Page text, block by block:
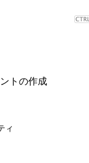
トの作成
ィ